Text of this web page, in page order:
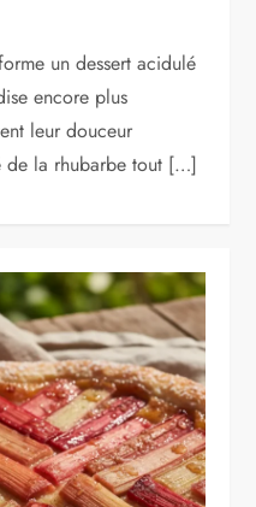
un dessert acidulé
encore plus
leur douceur
de la rhubarbe tout […]